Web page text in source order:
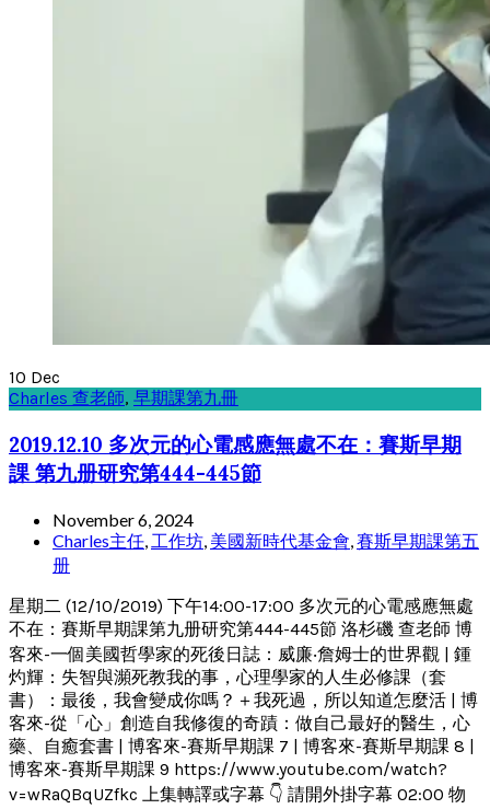
10 Dec
Charles 查老師, 早期課第九冊
2019.12.10 多次元的心電感應無處不在：賽斯早期
課 第九册研究第444-445節
November 6, 2024
Charles主任 工作坊 美國新時代基金會 賽斯早期課第五
册
星期二 (12/10/2019) 下午14:00-17:00 多次元的心電感應無處
不在：賽斯早期課第九册研究第444-445節 洛杉磯 查老師 博
客來-一個美國哲學家的死後日誌：威廉‧詹姆士的世界觀 | 鍾
灼輝：失智與瀕死教我的事，心理學家的人生必修課（套
書）：最後，我會變成你嗎？＋我死過，所以知道怎麼活 | 博
客來-從「心」創造自我修復的奇蹟：做自己最好的醫生，心
藥、自癒套書 | 博客來-賽斯早期課 7 | 博客來-賽斯早期課 8 |
博客來-賽斯早期課 9 https://www.youtube.com/watch?
v=wRaQBqUZfkc 上集轉譯或字幕 👇 請開外掛字幕 02:00 物